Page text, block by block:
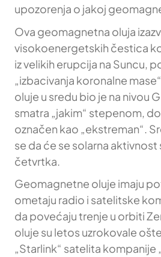
upozorenja o jakoj
Ova geomagnetna oluja
visokoenergetskih čestica
iz velikih erupcija na Suncu,
„izbacivanja koronalne
oluje u sredu bio je na nivou
smatra „jakim“ stepenom,
označen kao „ekstreman“.
se da će se solarna aktivnost
četvrtka.
Geomagnetne oluje imaju
ometaju radio i satelitske
da povećaju trenje u orbiti
oluje su letos uzrokovale
„Starlink“ satelita kompanije